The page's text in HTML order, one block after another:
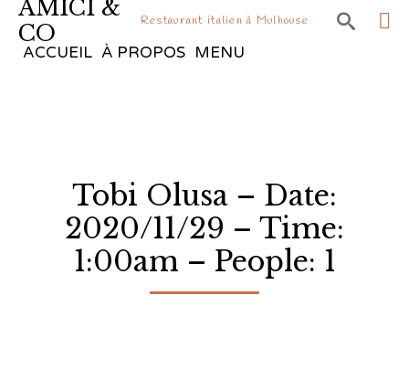
AMICI &
CO
Restaurant italien à Mulhouse 
ACCUEIL À PROPOS MENU
Tobi Olusa – Date:
2020/11/29 – Time:
1:00am – People: 1